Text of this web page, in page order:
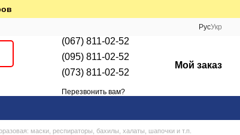
РусУкр
(067) 811-02-52
(095) 811-02-52
(073) 811-02-52
Перезвонить вам?
Мой заказ
маски, респираторы, бахилы, халаты, шапочки и т.п.